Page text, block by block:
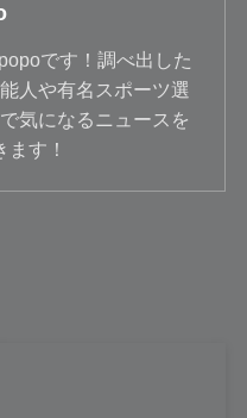
です！調べ出した
人や有名スポーツ選
気になるニュースを
す！